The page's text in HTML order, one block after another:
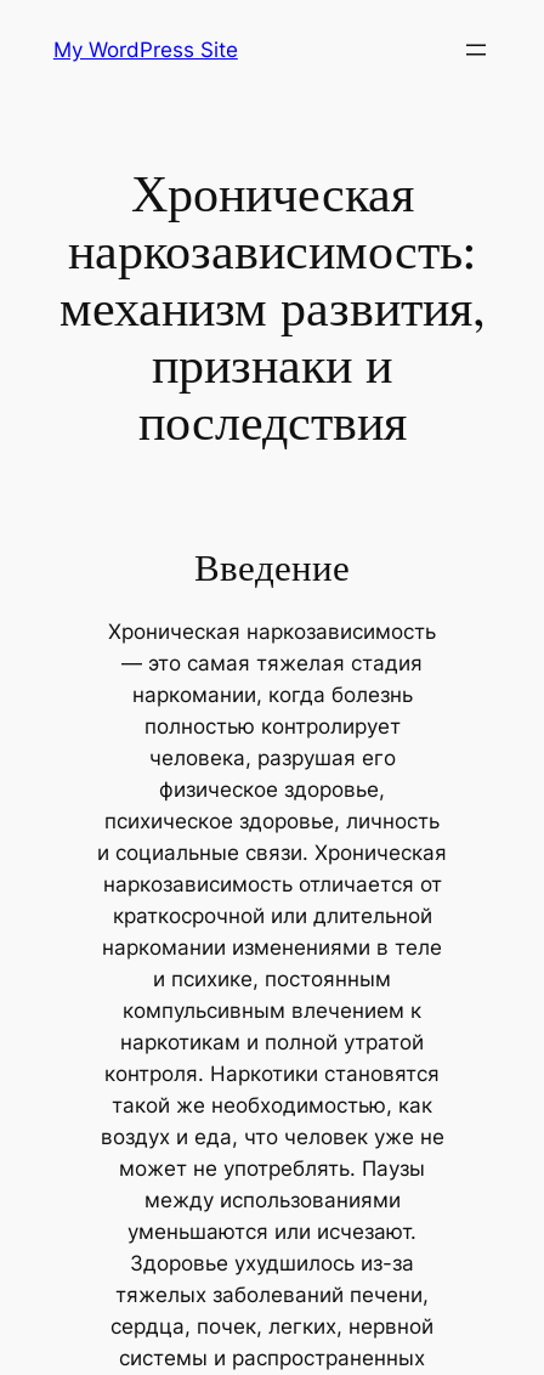
My WordPress Site
Хроническая
наркозависимость:
механизм развития,
признаки и
последствия
Введение
Хроничeская наркозависимость
— это самая тяжелая стадия
наркомании, когда болезнь
полностью контролирует
человека, разрушая его
физическое здоровье,
психическое здоровье, личность
и социальные связи. Хроническая
наркозависимость отличается от
краткосрочной или длительной
наркомании изменениями в теле
и психике, постоянным
компульсивным влечением к
наркотикам и полной утратой
контроля. Наркотики становятся
такой же необходимостью, как
воздух и еда, что человек уже не
может не употреблять. Паузы
между использованиями
уменьшаются или исчезают.
Здоровье ухудшилось из-за
тяжелых заболеваний печени,
сердца, почек, легких, нервной
системы и распространенных